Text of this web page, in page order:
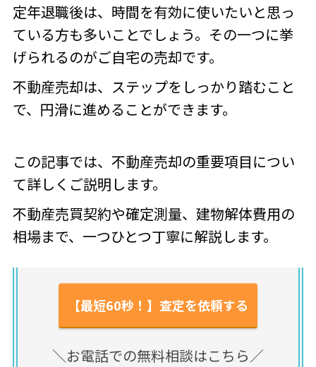
定年退職後は、時間を有効に使いたいと思っ
ている方も多いことでしょう。その一つに挙
げられるのがご自宅の売却です。
不動産売却は、ステップをしっかり踏むこと
で、円滑に進めることができます。
この記事では、不動産売却の重要項目につい
て詳しくご説明します。
不動産売買契約や確定測量、建物解体費用の
相場まで、一つひとつ丁寧に解説します。
【最短60秒！】査定を依頼する
＼お電話での無料相談はこちら／